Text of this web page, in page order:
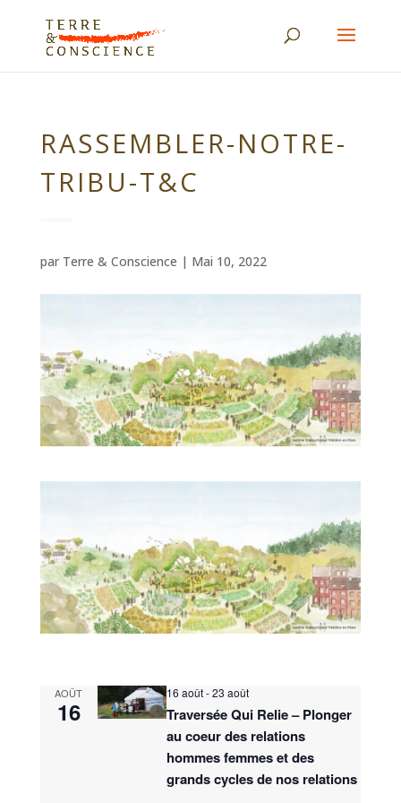
RASSEMBLER-NOTRE-
TRIBU-T&C
par Terre & Conscience | Mai 10, 2022
AOÛT
16
16 août-23 août
Traversée Qui Relie – Plonger
au coeur des relations
hommes femmes et des
grands cycles de nos relations